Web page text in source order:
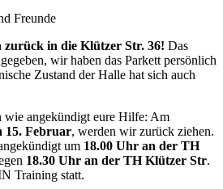
Freunde
zurück in die Klützer Str. 36! Das
wir haben das Parkett persönlich
Zustand der Halle hat sich auch
wie angekündigt eure Hilfe: Am
15. Februar, werden wir zurück ziehen.
um 18.00 Uhr an der TH
18.30 Uhr an der TH Klützer Str.
Training statt.